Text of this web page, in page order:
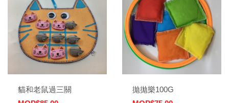
貓和老鼠過三關
拋拋樂100G